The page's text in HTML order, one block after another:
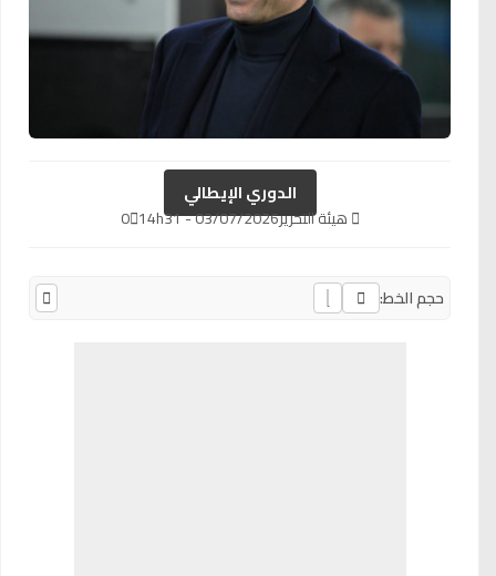
الدوري الإيطالي
هيئة التحرير03/07/2026 - 14h31
0
حجم الخط: